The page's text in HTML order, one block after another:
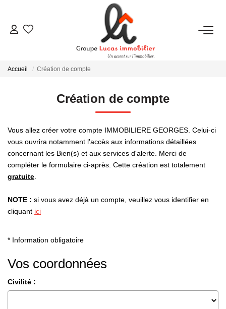
NOUS CONTACTER
LOUER
NEUF
ESTIMER
NOS RÉALISATIONS
Accueil Création de compte
Création de compte
Vous allez créer votre compte IMMOBILIERE GEORGES. Celui-ci
vous ouvrira notamment l'accès aux informations détaillées
concernant les Bien(s) et aux services d'alerte. Merci de
compléter le formulaire ci-après. Cette création est totalement
gratuite
NOTE : si vous avez déjà un compte, veuillez vous identifier en
cliquant ici
* Information obligatoire
Vos coordonnées
Civilité :